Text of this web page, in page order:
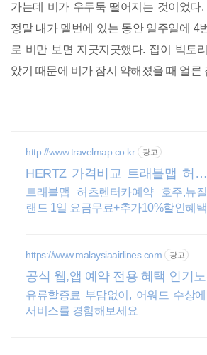
가는데 비가 우두둑 떨어지는 것이었다
정말 내가 멜번에 있는 동안 일주일에 4
로 비만 보면 지긋지긋했다. 집이 빅토
았기 때문에 비가 잠시 약해졌을 때 얼른
http://www.travelmap.co.kr 광고
HERTZ 가격비교 트래블맵 허츠
렌터카 10% 추가 할인
트래블맵 허츠렌터카예약 호주,뉴질
랜드 1일 요금무료+추가10%할인혜택
https://www.malaysiaairlines.com 광고
공식 웹,앱 예약 전용 혜택 인기
유류할증료 부담없이, 어워드 수상
서비스를 경험해보세요